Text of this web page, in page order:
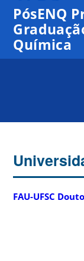
PósENQ
Química
FAU-UFSC